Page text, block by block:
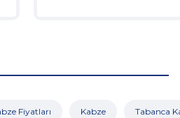
Fiyatları Kabze Tabanca